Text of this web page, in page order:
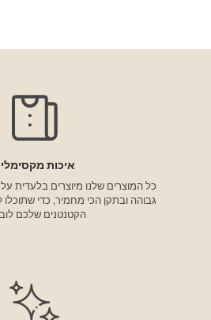
איכות
כל המוצרים שלנו מיוצרים בלעדית על
גבוהה ובתקן הכי מחמיר, כדי שתוכלו
הקטנטנים שלכם